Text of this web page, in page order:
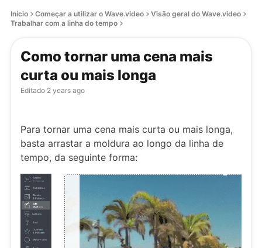
Início Começar a utilizar o Wave.video
Visão geral do Wave.video
Trabalhar com a linha do tempo
Como tornar uma cena mais
curta ou mais longa
Editado 2 years ago
Para tornar uma cena mais curta ou mais longa,
basta arrastar a moldura ao longo da linha de
tempo, da seguinte forma: